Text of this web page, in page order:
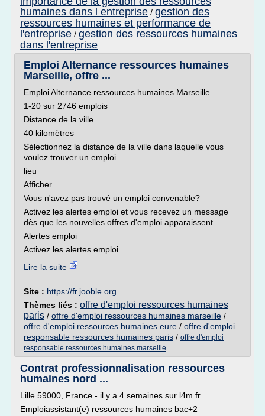
humaines dans l entreprise / gestion des
ressources humaines et performance de
l'entreprise / gestion des ressources humaines
dans l'entreprise
Emploi Alternance ressources humaines
Marseille, offre ...
Emploi Alternance ressources humaines Marseille
1-20 sur 2746 emplois
Distance de la ville
40 kilomètres
Sélectionnez la distance de la ville dans laquelle vous
voulez trouver un emploi.
lieu
Afficher
Vous n'avez pas trouvé un emploi convenable?
Activez les alertes emploi et vous recevez un message
dès que les nouvelles offres d'emploi apparaissent
Alertes emploi
Activez les alertes emploi...
Lire la suite
Site : https://fr.jooble.org
Thèmes liés : offre d'emploi ressources humaines
paris / offre d'emploi ressources humaines marseille /
offre d'emploi ressources humaines eure / offre d'emploi
responsable ressources humaines paris / offre d'emploi
responsable ressources humaines marseille
Contrat professionnalisation ressources
humaines nord ...
Lille 59000, France - il y a 4 semaines sur l4m.fr
Emploiassistant(e) ressources humaines bac+2